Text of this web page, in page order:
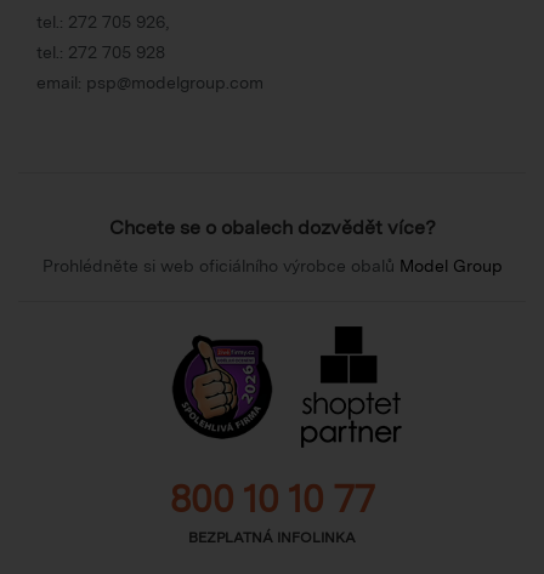
tel.: 272 705 926
tel.: 272 705 928
email: psp@modelgroup.com
Chcete se o obalech dozvědět více?
Prohlédněte si web oficiálního výrobce obalů Model Group
800 10 10 77
BEZPLATNÁ INFOLINKA